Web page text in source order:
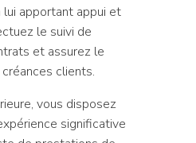
apportant appui et
le suivi de
et assurez le
clients.
vous disposez
significative